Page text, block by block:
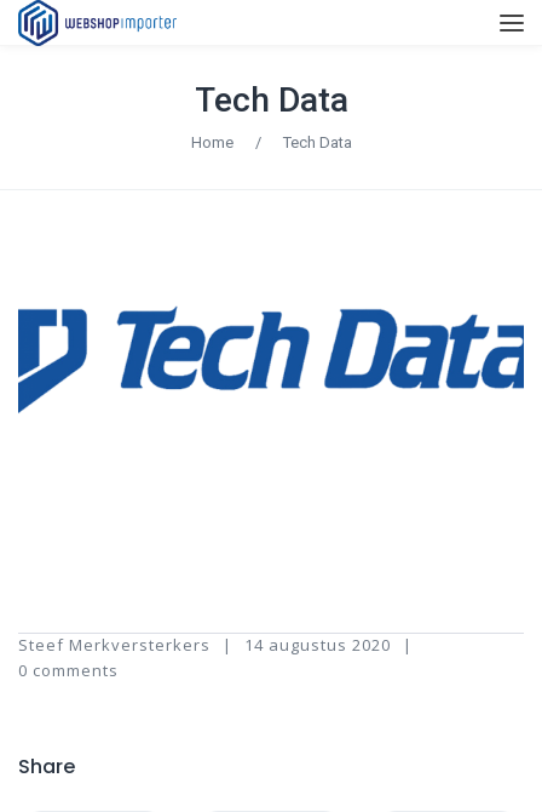
Tech Data
Home / Tech Data
Steef Merkversterkers
14 augustus 2020
0 comments
Share